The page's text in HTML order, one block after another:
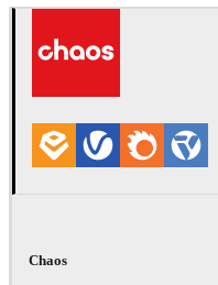
Chaos